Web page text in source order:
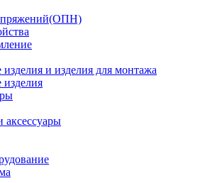
и изделия для монтажа
изделия